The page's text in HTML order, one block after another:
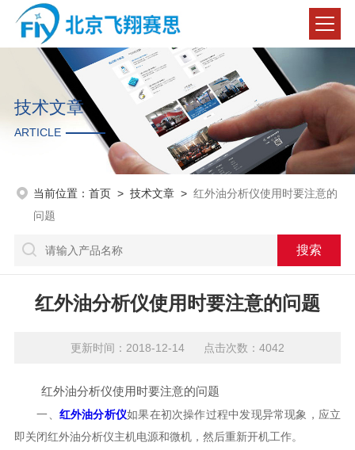
技术文章
ARTICLE
当前位置： 首页> 技术文章> 红外油分析仪使用时要注意的
问题
红外油分析仪使用时要注意的问题
更新时间：2018-12-14 点击次数：4042
红外油分析仪使用时要注意的问题
一、 红外油分析仪如果在初次操作过程中发现异常现象，应立
即关闭红外油分析仪主机电源和微机，然后重新开机工作。